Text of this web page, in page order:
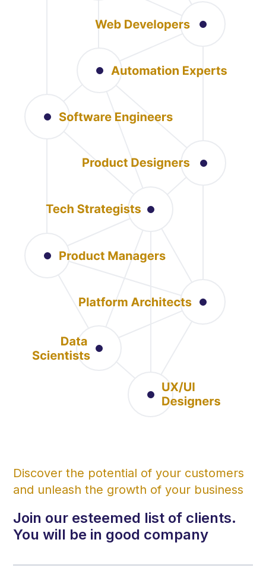
Discover the potential of your customers
and unleash the growth of your business
Join our esteemed list of clients.
You will be in good company